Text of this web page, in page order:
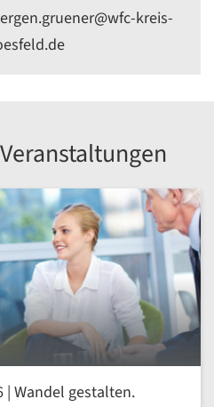
kreis-
| Wandel gestalten.